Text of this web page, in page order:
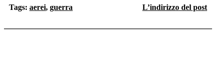
Tags: aerei, guerra
L’indirizzo del post